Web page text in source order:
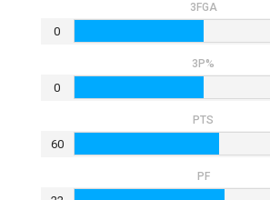
3FGA
0
3P%
0
PTS
60
PF